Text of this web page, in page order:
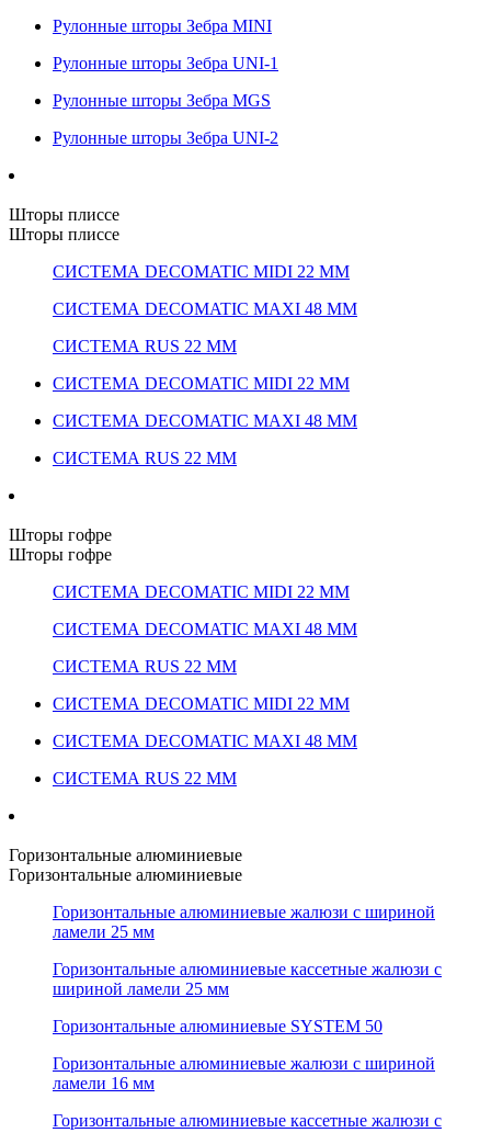
Рулонные шторы Зебра MINI
Рулонные шторы Зебра UNI-1
Рулонные шторы Зебра MGS
Рулонные шторы Зебра UNI-2
Шторы плиссе
Шторы плиссе
СИСТЕМА DECOMATIC MIDI 22 ММ
СИСТЕМА DECOMATIC MAXI 48 ММ
СИСТЕМА RUS 22 ММ
СИСТЕМА DECOMATIC MIDI 22 ММ
СИСТЕМА DECOMATIC MAXI 48 ММ
СИСТЕМА RUS 22 ММ
Шторы гофре
Шторы гофре
СИСТЕМА DECOMATIC MIDI 22 ММ
СИСТЕМА DECOMATIC MAXI 48 ММ
СИСТЕМА RUS 22 ММ
СИСТЕМА DECOMATIC MIDI 22 ММ
СИСТЕМА DECOMATIC MAXI 48 ММ
СИСТЕМА RUS 22 ММ
Горизонтальные алюминиевые
Горизонтальные алюминиевые
Горизонтальные алюминиевые жалюзи с шириной
ламели 25 мм
Горизонтальные алюминиевые кассетные жалюзи с
шириной ламели 25 мм
Горизонтальные алюминиевые SYSTEM 50
Горизонтальные алюминиевые жалюзи с шириной
ламели 16 мм
Горизонтальные алюминиевые кассетные жалюзи с